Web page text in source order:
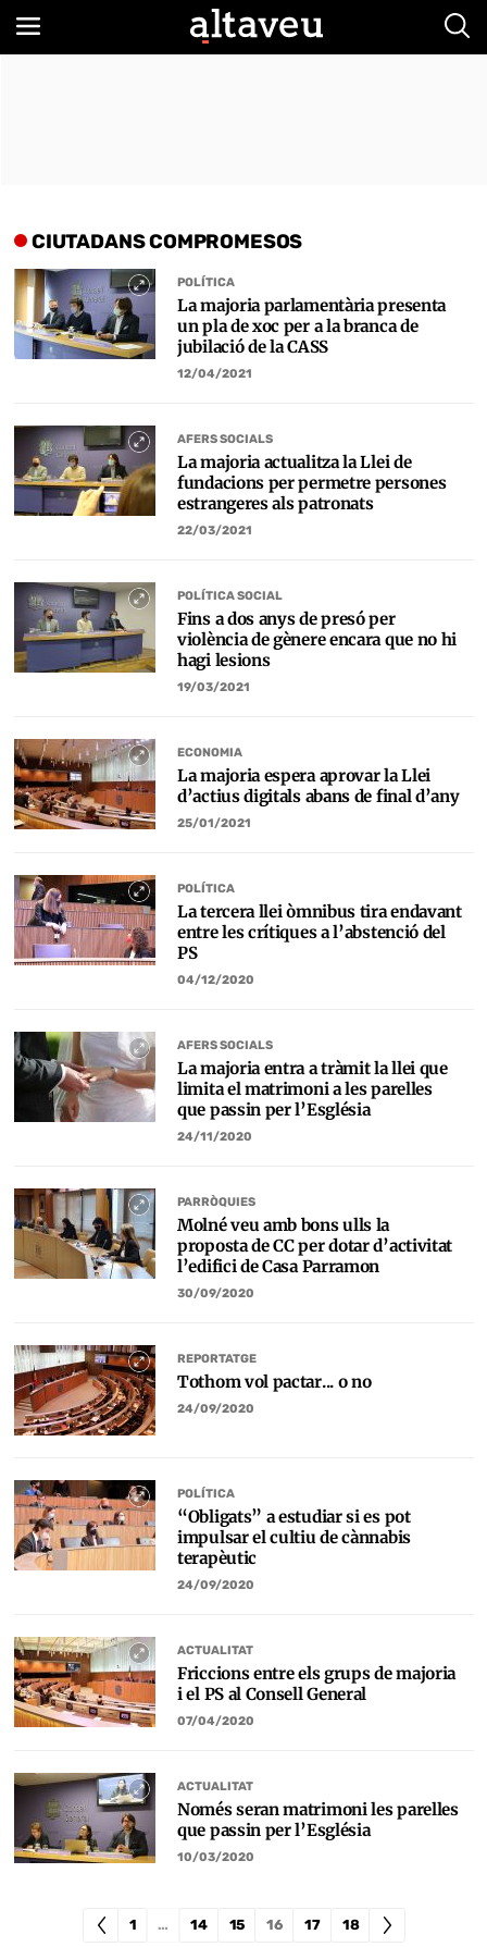
CIUTADANS COMPROMESOS
POLÍTICA
La majoria parlamentària presenta
un pla de xoc per a la branca de
jubilació de la CASS
12/04/2021
AFERS SOCIALS
La majoria actualitza la Llei de
fundacions per permetre persones
estrangeres als patronats
22/03/2021
POLÍTICA SOCIAL
Fins a dos anys de presó per
violència de gènere encara que no hi
hagi lesions
19/03/2021
ECONOMIA
La majoria espera aprovar la Llei
d’actius digitals abans de final d’any
25/01/2021
POLÍTICA
La tercera llei òmnibus tira endavant
entre les crítiques a l’abstenció del
PS
04/12/2020
AFERS SOCIALS
La majoria entra a tràmit la llei que
limita el matrimoni a les parelles
que passin per l’Església
24/11/2020
PARRÒQUIES
Molné veu amb bons ulls la
proposta de CC per dotar d’activitat
l’edifici de Casa Parramon
30/09/2020
REPORTATGE
Tothom vol pactar... o no
24/09/2020
POLÍTICA
“Obligats” a estudiar si es pot
impulsar el cultiu de cànnabis
terapèutic
24/09/2020
ACTUALITAT
Friccions entre els grups de majoria
i el PS al Consell General
07/04/2020
ACTUALITAT
Només seran matrimoni les parelles
que passin per l’Església
10/03/2020
1 … 14 15 16 17 18